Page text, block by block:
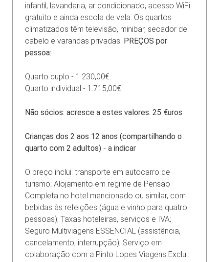
infantil, lavandaria, ar condicionado, acesso WiFi
gratuito e ainda escola de vela. Os quartos
climatizados têm televisão, minibar, secador de
cabelo e varandas privadas. PREÇOS por
pessoa:
Quarto duplo - 1.230,00€
Quarto individual - 1.715,00€
Não sócios: acresce a estes valores: 25 €uros
Crianças dos 2 aos 12 anos (compartilhando o
quarto com 2 adultos) - a indicar
O preço inclui: transporte em autocarro de
turismo; Alojamento em regime de Pensão
Completa no hotel mencionado ou similar, com
bebidas às refeições (água e vinho para quatro
pessoas); Taxas hoteleiras, serviços e IVA;
Seguro Multiviagens ESSENCIAL (assistência,
cancelamento, interrupção); Serviço em
colaboração com a Pinto Lopes Viagens Exclui: